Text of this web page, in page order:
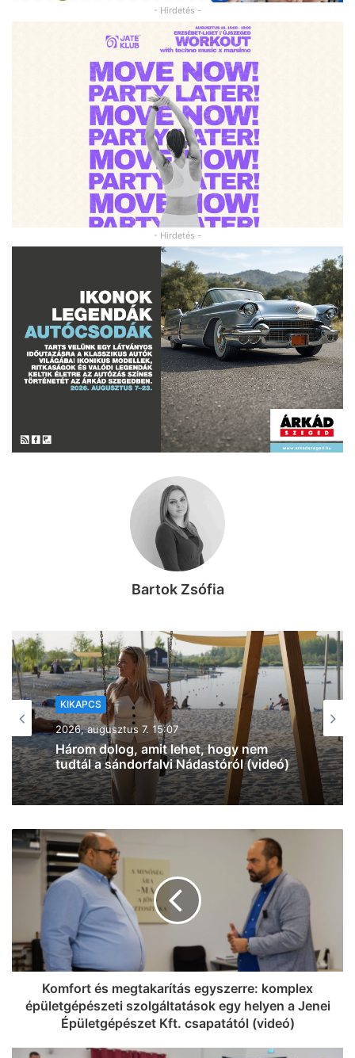
- Hirdetés -
- Hirdetés -
Bartok Zsófia
KIKAPCS
2026, augusztus 7. 12:27
Na, ez mennyire király már: 60 SZIN-
jegyet VIP-re húz fel a Coca-Cola
Szegeden!
Komfort és megtakarítás egyszerre: komplex
épületgépészeti szolgáltatások egy helyen a Jenei
Épületgépészet Kft. csapatától (videó)